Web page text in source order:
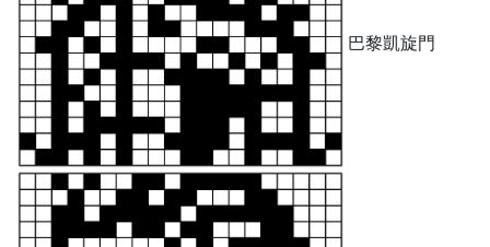
巴黎凱旋門